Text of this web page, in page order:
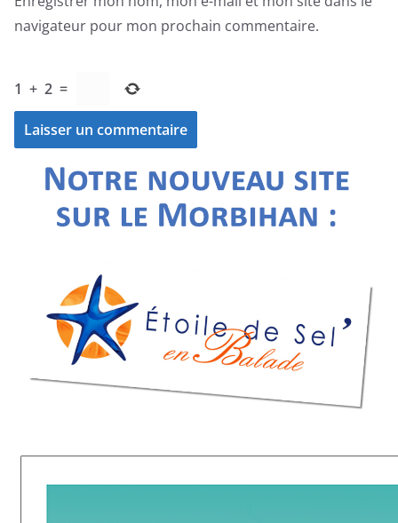
navigateur pour mon prochain commentaire.
1 + 2 =